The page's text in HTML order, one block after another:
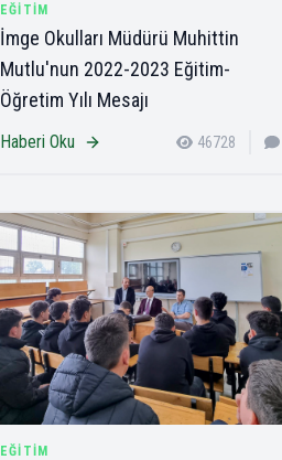
EĞITIM
İmge Okulları Müdürü Muhittin
Mutlu'nun 2022-2023 Eğitim-
Öğretim Yılı Mesajı
Haberi Oku 46728
EĞITIM